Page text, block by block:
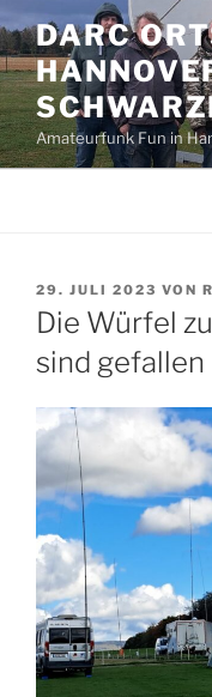
Zum
Inhalt
springen
DARC
Amateurfunk Fun in
VERÖFFENTLICHT
AM
29. JULI 2023 VON
Die Würfel
sind gefallen